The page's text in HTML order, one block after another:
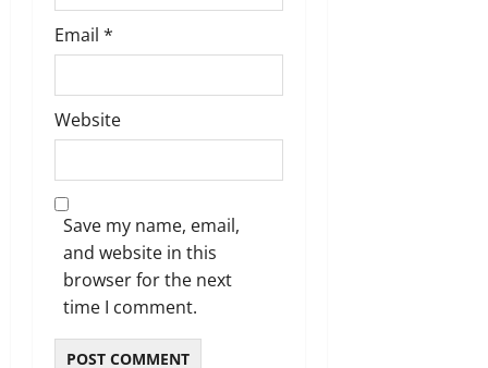
Email *
Website
Save my name, email,
and website in this
browser for the next
time I comment.